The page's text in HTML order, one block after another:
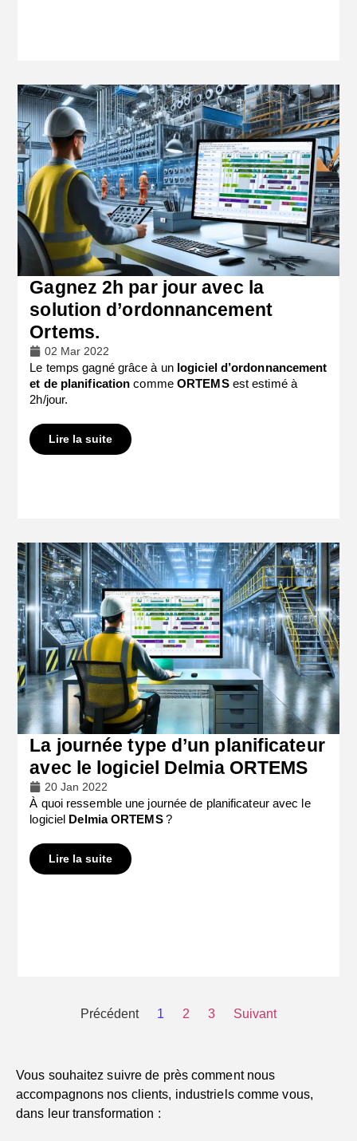
Gagnez 2h par jour avec la
solution d’ordonnancement
Ortems.
02 Mar 2022
Le temps gagné grâce à un logiciel d’ordonnancement
et de planificationcomme ORTEMSest estimé à
2h/jour.
Lire la suite
La journée type d’un planificateur
avec le logiciel Delmia ORTEMS
20 Jan 2022
À quoi ressemble une journée de planificateur avec le
logiciel Delmia ORTEMS?
Lire la suite
Précédent 1 2 3 Suivant
Vous souhaitez suivre de près comment nous
accompagnons nos clients, industriels comme vous,
dans leur transformation :